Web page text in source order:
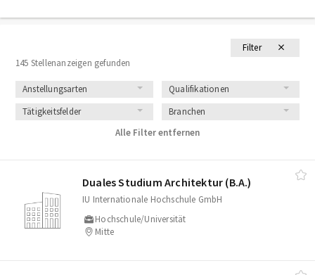
Filter
145 Stellenanzeigen gefunden
Anstellungsarten
Qualifikationen
Tätigkeitsfelder
Branchen
Alle Filter entfernen
Duales Studium Architektur (B.A.)
IU Internationale Hochschule GmbH
Hochschule/Universität
Mitte